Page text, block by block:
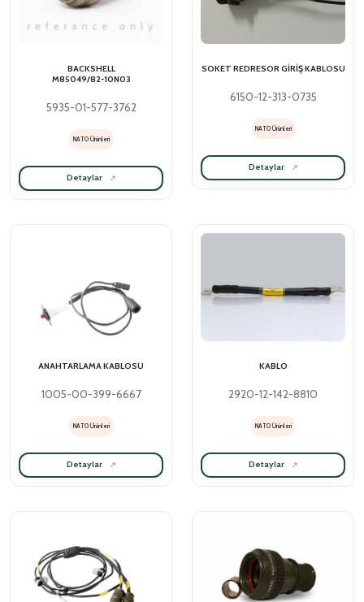
BACKSHELL
M85049/82-10N03
5935-01-577-3762
NATO Ürünleri
Detaylar
SOKET REDRESOR GİRİŞ KABLOSU
6150-12-313-0735
NATO Ürünleri
Detaylar
ANAHTARLAMA KABLOSU
1005-00-399-6667
NATO Ürünleri
Detaylar
KABLO
2920-12-142-8810
NATO Ürünleri
Detaylar